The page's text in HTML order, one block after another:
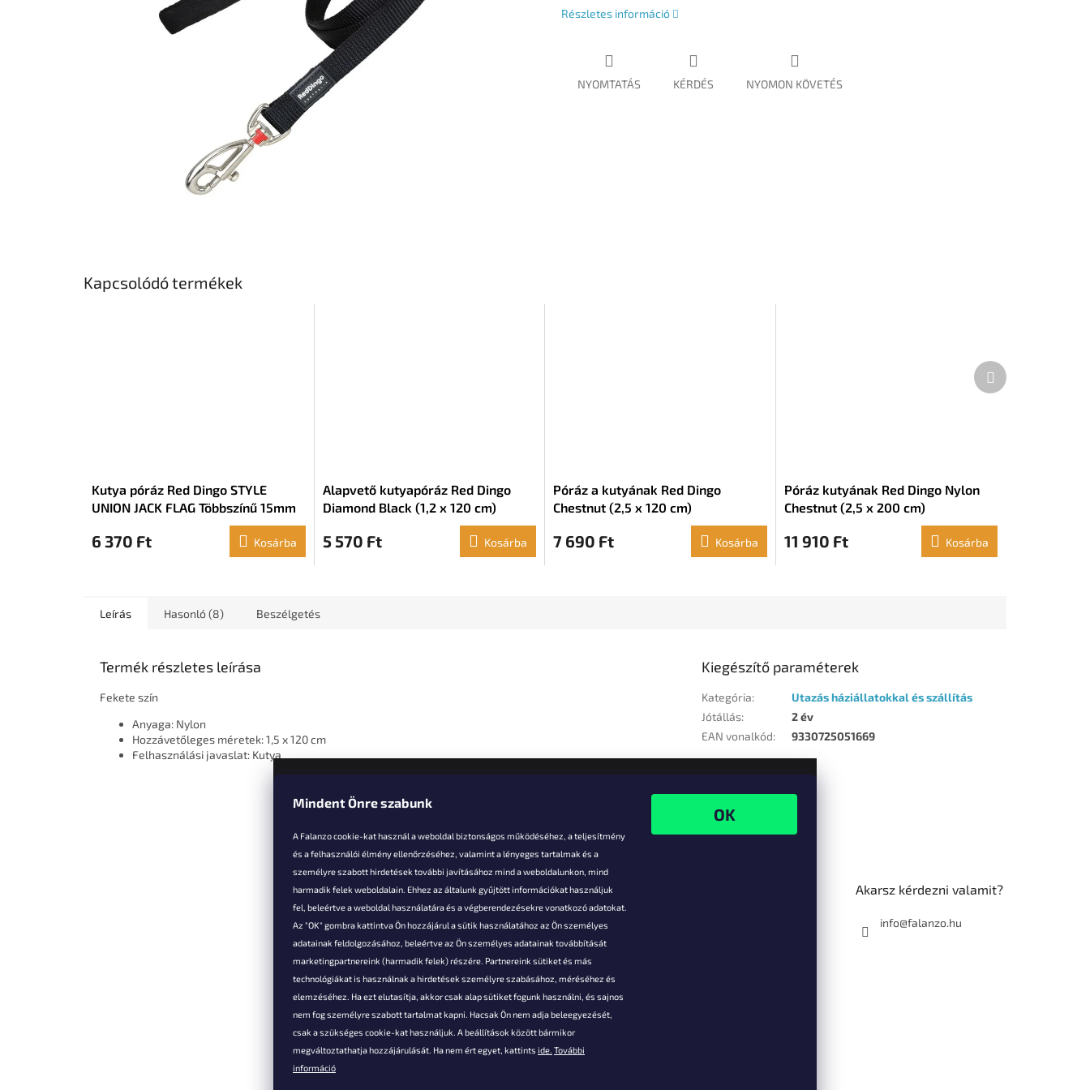
Mindent Önre szabunk
A Falanzo cookie-kat használ a weboldal biztonságos működéséhez, a teljesítmény
és a felhasználói élmény ellenőrzéséhez, valamint a lényeges tartalmak és a
személyre szabott hirdetések további javításához mind a weboldalunkon, mind
harmadik felek weboldalain. Ehhez az általunk gyűjtött információkat használjuk
fel, beleértve a weboldal használatára és a végberendezésekre vonatkozó adatokat.
Az "OK" gombra kattintva Ön hozzájárul a sütik használatához az Ön személyes
adatainak feldolgozásához, beleértve az Ön személyes adatainak továbbítását
marketingpartnereink (harmadik felek) részére. Partnereink sütiket és más
technológiákat is használnak a hirdetések személyre szabásához, méréséhez és
elemzéséhez. Ha ezt elutasítja, akkor csak alap sütiket fogunk használni, és sajnos
nem fog személyre szabott tartalmat kapni. Hacsak Ön nem adja beleegyezését,
csak a szükséges cookie-kat használjuk. A beállítások között bármikor
megváltoztathatja hozzájárulását. Ha nem ért egyet, kattints ide. További
információ
Részletes információ
NYOMTATÁS KÉRDÉS NYOMON KÖVETÉS
Kapcsolódó termékek
Kutya póráz Red Dingo STYLE
UNION JACK FLAG Többszínű 15mm
6 370 Ft Kosárba
Alapvető kutyapóráz Red Dingo
Diamond Black (1,2 x 120 cm)
5 570 Ft Kosárba
Póráz a kutyának Red Dingo
Chestnut (2,5 x 120 cm)
7 690 Ft Kosárba
Póráz kutyának Red Dingo Nylon
Chestnut (2,5 x 200 cm)
11 910 Ft Kosárba
Következő
termék
Leírás Hasonló (8) Beszélgetés
Termék részletes leírása
Fekete szín
Anyaga: Nylon
Hozzávetőleges méretek: 1,5 x 120 cm
Felhasználási javaslat: Kutya
Kiegészítő paraméterek
Kategória:
Utazás háziállatokkal és szállítás
Jótállás:
2 év
EAN vonalkód: 9330725051669
Vevőknek
Hűségkedvezmények
Szállítás és fizetés
Panaszok és áruk
visszaküldése
Általános Szerződési
Feltételek
A személyes adatok
védelmének feltételei
Elérhetőségi adatok
Akarsz kérdezni valamit?
info@falanzo.hu